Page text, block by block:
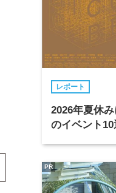
レポート
2026年夏休
のイベント
PR